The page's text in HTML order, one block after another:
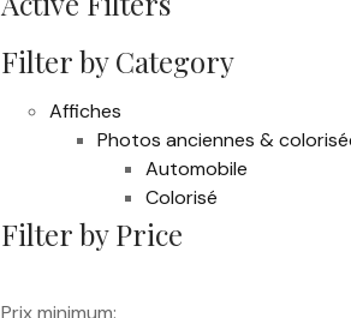
Filter by Category
Affiches
Photos anciennes &
Automobile
Colorisé
Filter by Price
Prix minimum: